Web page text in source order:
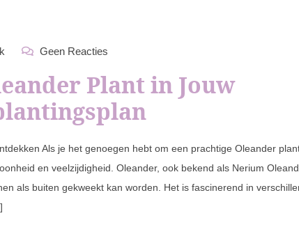
Geen Reacties
Plant in Jouw
Als je het genoegen hebt om een prachtige Oleander
en veelzijdigheid. Oleander, ook bekend als Nerium
als buiten gekweekt kan worden. Het is fascinerend in